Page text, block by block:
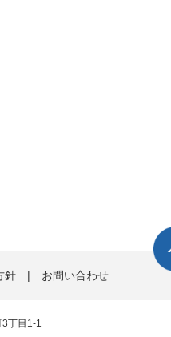
針 | お問い合わせ
丁目1-1